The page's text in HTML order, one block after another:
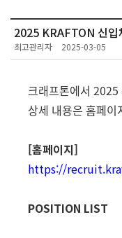
2025 KRAFTON 신입
최고관리자 2025-03-05
크래프톤에서
상세 내용은 홈페
[홈페이지]
https://
POSITION LIST